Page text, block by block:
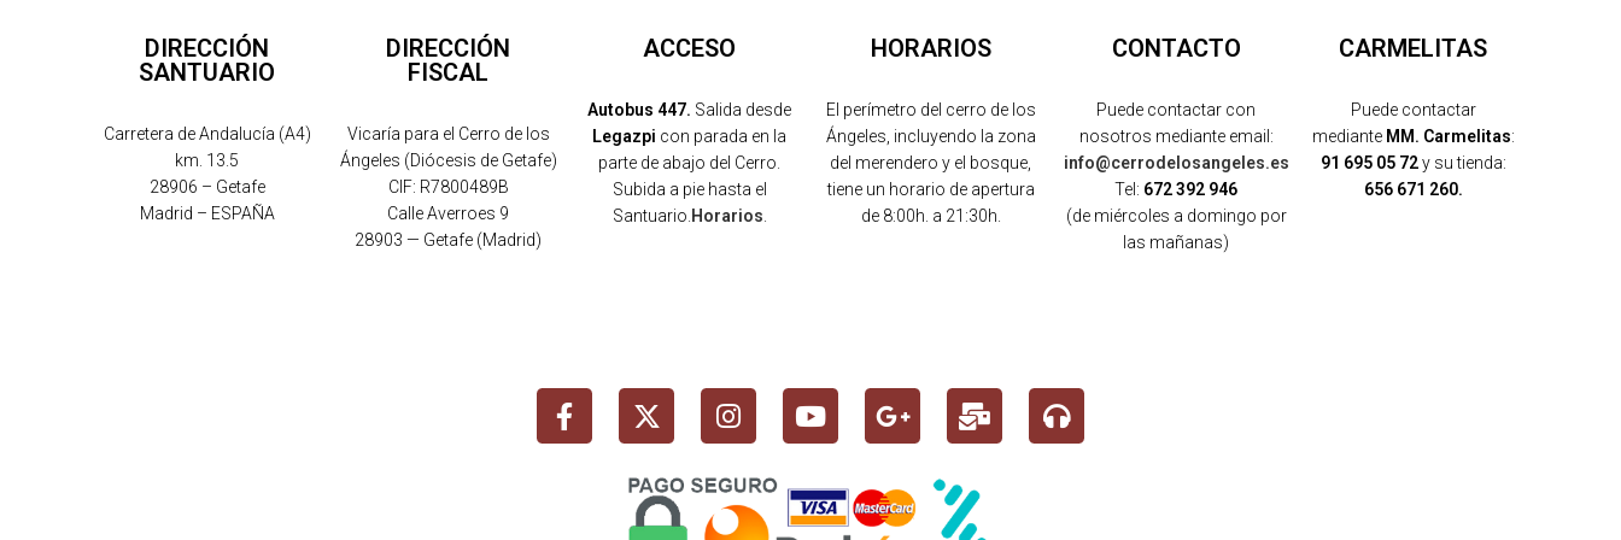
DIRECCIÓN
SANTUARIO
Carretera de Andalucía (A4)
km. 13.5
28906 – Getafe
Madrid – ESPAÑA
DIRECCIÓN
FISCAL
Vicaría para el Cerro de los
Ángeles (Diócesis de Getafe)
CIF: R7800489B
Calle Averroes 9
28903 — Getafe (Madrid)
ACCESO
Autobus 447. Salida desde
Legazpi con parada en la
parte de abajo del Cerro.
Subida a pie hasta el
Santuario. Horarios
HORARIOS
El perímetro del cerro de los
Ángeles, incluyendo la zona
del merendero y el bosque,
tiene un horario de apertura
de 8:00h. a 21:30h.
CONTACTO
Puede contactar con
nosotros mediante email:
info@cerrodelosangeles.es
Tel: 672 392 946
(de miércoles a domingo por
las mañanas)
CARMELITAS
Puede contactar
medianteMM. Carmelitas:
91 695 05 72y su tienda:
656 671 260.